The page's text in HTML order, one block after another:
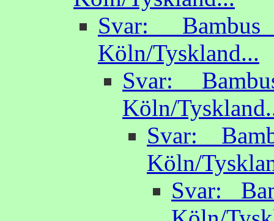
Svar:
Köln/Tyskland...
Svar:
Köln/
Svar:
Köln/
Svar: